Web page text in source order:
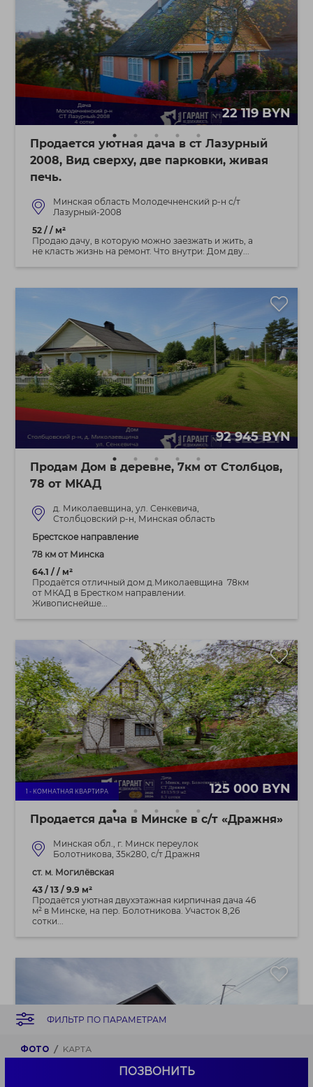
ФИЛЬТР ПО ПАРАМЕТРАМ
ФОТО КАРТА
ПОЗВОНИТЬ
22 119 BYN
Продается уютная дача в ст Лазурный
2008, Вид сверху, две парковки, живая
печь.
Минская область Молодечненский р-н с/т
Лазурный-2008
52 / / м²
Продаю дачу, в которую можно заезжать и жить, а
не класть жизнь на ремонт. Что внутри: Дом дву...
92 945 BYN
Продам Дом в деревне, 7км от Столбцов,
78 от МКАД
д. Миколаевщина, ул. Сенкевича,
Столбцовский р-н, Минская область
Брестское направление
78 км от Минска
64.1 / / м²
Продаётся отличный дом д.Миколаевщина 78км
от МКАД в Брестком направлении.
Живописнейше...
1 - КОМНАТНАЯ КВАРТИРА 125 000 BYN
Продается дача в Минске в с/т «Дражня»
Минская обл., г. Минск переулок
Болотникова, 35к280, с/т Дражня
ст. м. Могилёвская
43 / 13 / 9.9 м²
Продаётся уютная двухэтажная кирпичная дача 46
м² в Минске, на пер. Болотникова. Участок 8,26
сотки...